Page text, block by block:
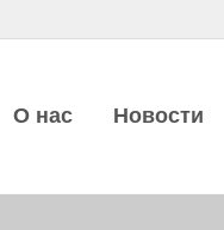
О нас Новости